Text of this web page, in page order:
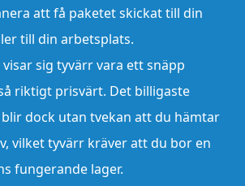
att få paketet skickat till din
till din arbetsplats.
sig tyvärr vara ett snäpp
riktigt prisvärt. Det billigaste
dock utan tvekan att du hämtar
vilket tyvärr kräver att du bor en
fungerande lager.